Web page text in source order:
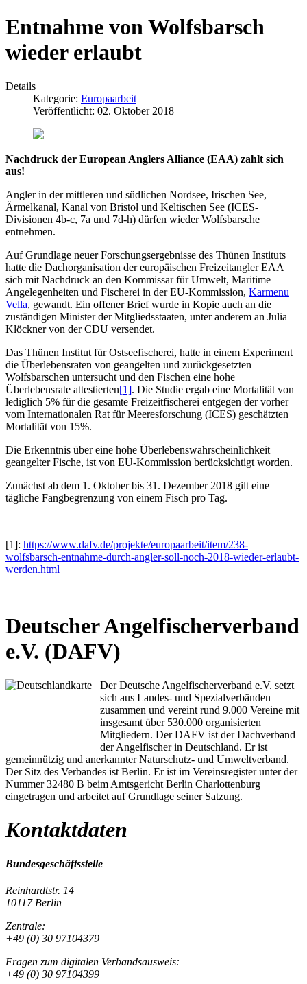
Entnahme von Wolfsbarsch
wieder erlaubt
Details
Kategorie: Europaarbeit
Veröffentlicht: 02. Oktober 2018
Nachdruck der European Anglers Alliance (EAA) zahlt sich
aus!
Angler in der mittleren und südlichen Nordsee, Irischen See,
Ärmelkanal, Kanal von Bristol und Keltischen See (ICES-
Divisionen 4b-c, 7a und 7d-h) dürfen wieder Wolfsbarsche
entnehmen.
Auf Grundlage neuer Forschungsergebnisse des Thünen Instituts
hatte die Dachorganisation der europäischen Freizeitangler EAA
sich mit Nachdruck an den Kommissar für Umwelt, Maritime
Angelegenheiten und Fischerei in der EU-Kommission, Karmenu
Vella, gewandt. Ein offener Brief wurde in Kopie auch an die
zuständigen Minister der Mitgliedsstaaten, unter anderem an Julia
Klöckner von der CDU versendet.
Das Thünen Institut für Ostseefischerei, hatte in einem Experiment
die Überlebensraten von geangelten und zurückgesetzten
Wolfsbarschen untersucht und den Fischen eine hohe
Überlebensrate attestierten[1]. Die Studie ergab eine Mortalität von
lediglich 5% für die gesamte Freizeitfischerei entgegen der vorher
vom Internationalen Rat für Meeresforschung (ICES) geschätzten
Mortalität von 15%.
Die Erkenntnis über eine hohe Überlebenswahrscheinlichkeit
geangelter Fische, ist von EU-Kommission berücksichtigt worden.
Zunächst ab dem 1. Oktober bis 31. Dezember 2018 gilt eine
tägliche Fangbegrenzung von einem Fisch pro Tag.
[1]: https://www.dafv.de/projekte/europaarbeit/item/238-
wolfsbarsch-entnahme-durch-angler-soll-noch-2018-wieder-erlaubt-
werden.html
Deutscher Angelfischerverband
e.V. (DAFV)
Der Deutsche Angelfischerverband e.V. setzt
sich aus Landes- und Spezialverbänden
zusammen und vereint rund 9.000 Vereine mit
insgesamt über 530.000 organisierten
Mitgliedern. Der DAFV ist der Dachverband
der Angelfischer in Deutschland. Er ist
gemeinnützig und anerkannter Naturschutz- und Umweltverband.
Der Sitz des Verbandes ist Berlin. Er ist im Vereinsregister unter der
Nummer 32480 B beim Amtsgericht Berlin Charlottenburg
eingetragen und arbeitet auf Grundlage seiner Satzung.
Kontaktdaten
Bundesgeschäftsstelle
Reinhardtstr. 14
10117 Berlin
Zentrale:
+49 (0) 30 97104379
Fragen zum digitalen Verbandsausweis:
+49 (0) 30 97104399